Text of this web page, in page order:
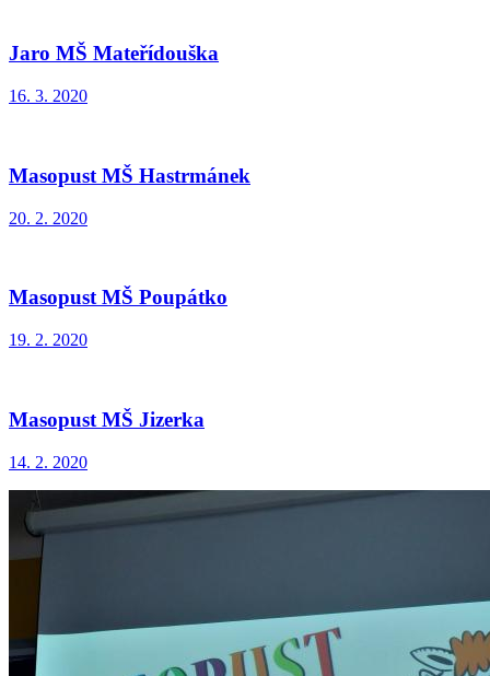
Jaro MŠ Mateřídouška
16. 3. 2020
Masopust MŠ Hastrmánek
20. 2. 2020
Masopust MŠ Poupátko
19. 2. 2020
Masopust MŠ Jizerka
14. 2. 2020